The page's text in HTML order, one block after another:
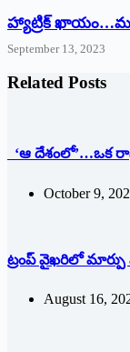
హ్యాట్రిక్‌
September 13, 2023
Related Posts
‘ఆ దేశంలో’…ఒక
October 9,
ట్రంప్ వైఖ‌రిలో
August 16,